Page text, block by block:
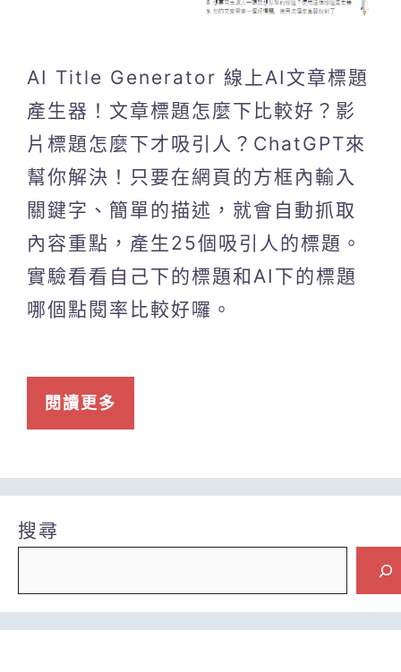
AI Title Generator 線上AI文章標題
產生器！文章標題怎麼下比較好？影
片標題怎麼下才吸引人？ChatGPT來
幫你解決！只要在網頁的方框內輸入
關鍵字、簡單的描述，就會自動抓取
內容重點，產生25個吸引人的標題。
實驗看看自己下的標題和AI下的標題
哪個點閱率比較好囉。
閱讀更多
搜尋